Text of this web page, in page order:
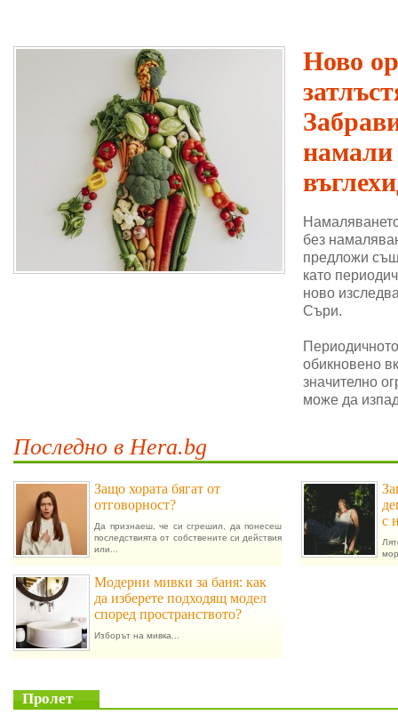
Ново
намали
без
предложи
като
ново
Съри.
обикновено
значително
може да
Последно в Hera.bg
Защо хората бягат от
отговорност?
Да признаеш, че си сгрешил, да понесеш
последствията от собствените си действия
или...
с
Модерни мивки за баня: как
да изберете подходящ модел
според пространството?
Изборът на мивка...
Пролет